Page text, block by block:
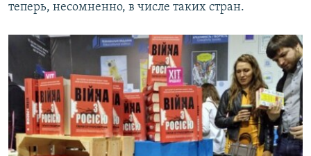
теперь, несомненно, в числе таких стран.